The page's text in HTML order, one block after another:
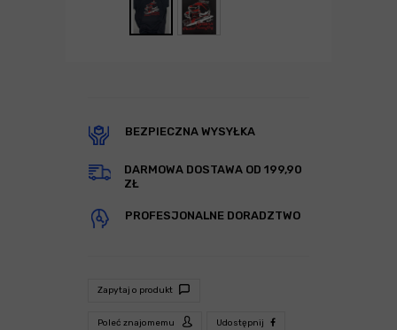
BEZPIECZNA WYSYŁKA
DARMOWA DOSTAWA OD 199,90
ZŁ
PROFESJONALNE DORADZTWO
Zapytaj o produkt
Poleć znajomemu Udostępnij